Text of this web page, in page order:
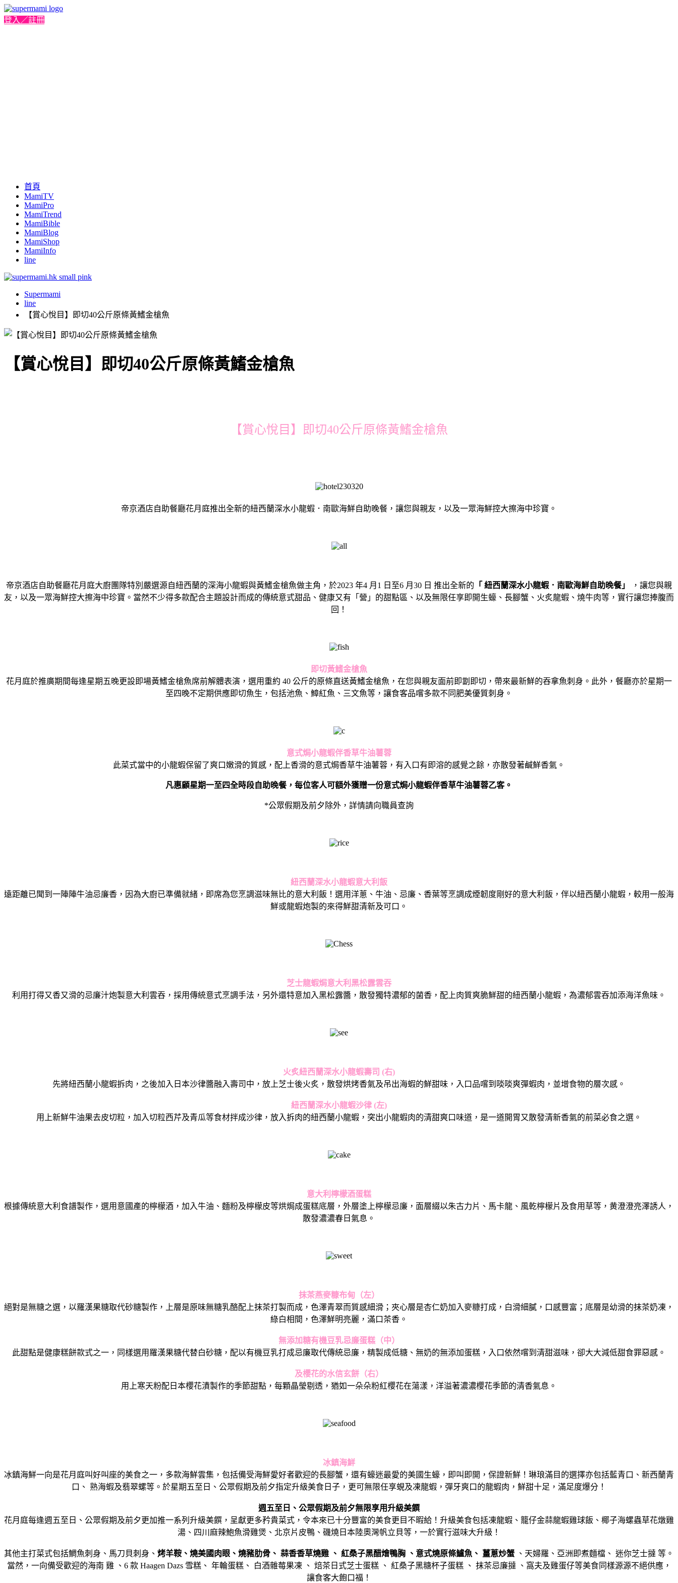
登入／註冊
首頁
MamiTV
MamiPro
MamiTrend
MamiBible
MamiBlog
MamiShop
MamiInfo
line
Supermami
line
【賞心悅目】即切40公斤原條黃鰭金槍魚
【賞心悅目】即切40公斤原條黃鰭金槍魚
【賞心悅目】即切40公斤原條黃鰭金槍魚
帝京酒店自助餐廳花月庭推出全新的紐西蘭深水小龍蝦．南歐海鮮自助晚餐，讓您與親友，以及一眾海鮮控大擦海中珍寶。
帝京酒店自助餐廳花月庭大廚團隊特別嚴選源自紐西蘭的深海小龍蝦與黃鰭金槍魚做主角，於2023 年4 月1 日至6 月30 日 推出全新的 「 紐西蘭深水小龍蝦．南歐海鮮自助晚餐」
，讓您與親
友，以及一眾海鮮控大擦海中珍寶。 當然不少得多款配合主題設計而成的傳統意式甜品、健康又有「營」 的甜點區、以及無限任享即開生蠔、長腳蟹、火炙龍蝦、燒牛肉等， 實行讓您捧腹而
回！
即切黃鰭金槍魚
花月庭於推廣期間每逢星期五晚更設即場黃鰭金槍魚席前解體表演， 選用重約 40 公斤的原條直送黃鰭金槍魚，在您與親友面前即劏即切， 帶來最新鮮的吞拿魚刺身。此外， 餐廳亦於星期一
至四晚不定期供應即切魚生，包括池魚、鱆紅魚、 三文魚等，讓食客品嚐多款不同肥美優質刺身。
意式焗小龍蝦伴香草牛油薯蓉
此菜式當中的小龍蝦保留了爽口嫩滑的質感， 配上香滑的意式焗香草牛油薯蓉，有入口有即溶的感覺之餘， 亦散發著鹹鮮香氣。
凡惠顧星期一至四全時段自助晚餐， 每位客人可額外獲贈一份意式焗小龍蝦伴香草牛油薯蓉乙客。
*公眾假期及前夕除外，詳情請向職員查詢
紐西蘭深水小龍蝦意大利飯
遠距離已聞到一陣陣牛油忌廉香，因為大廚已準備就緒， 即席為您烹調滋味無比的意大利飯！選用洋蔥、牛油、忌廉、 香葉等烹調成煙韌度剛好的意大利飯，伴以紐西蘭小龍蝦， 較用一般海
鮮或龍蝦炮製的來得鮮甜清新及可口。
芝士龍蝦焗意大利黑松露雲吞
利用打得又香又滑的忌廉汁炮製意大利雲吞， 採用傳統意式烹調手法，另外還特意加入黑松露醬， 散發獨特濃郁的菌香，配上肉質爽脆鮮甜的紐西蘭小龍蝦， 為濃郁雲吞加添海洋魚味。
火炙紐西蘭深水小龍蝦壽司 (右)
先將紐西蘭小龍蝦拆肉，之後加入日本沙律醬融入壽司中， 放上芝士後火炙，散發烘烤香氣及吊出海蝦的鮮甜味， 入口品嚐到啖啖爽彈蝦肉，並增食物的層次感。
紐西蘭深水小龍蝦沙律 (左)
用上新鮮牛油果去皮切粒，加入切粒西芹及青瓜等食材拌成沙律， 放入拆肉的紐西蘭小龍蝦，突出小龍蝦肉的清甜爽口味道， 是一道開胃又散發清新香氣的前菜必食之選。
意大利檸檬酒蛋糕
根據傳統意大利食譜製作，選用意國產的檸檬酒，加入牛油、 麵粉及檸檬皮等烘焗成蛋糕底層，外層塗上檸檬忌廉， 面層綴以朱古力片、馬卡龍、風乾檸檬片及食用草等， 黄澄澄亮澤誘人，
散發濃濃春日氣息。
抹茶燕麥糠布甸（左）
絕對是無糖之選，以羅漢果糖取代砂糖製作，
上層是原味無糖乳酪配上抹茶打製而成，色澤青翠而質感細滑； 夾心層是杏仁奶加入麥糠打成，白滑細膩，口感豐富； 底層是幼滑的抹茶奶凍，
綠白相間，色澤鮮明亮麗，滿口茶香。
無添加糖有機豆乳忌廉蛋糕（中）
此甜點是健康糕餅款式之一，同樣選用羅漢果糖代替白砂糖， 配以有機豆乳打成忌廉取代傳統忌廉，精製成低糖、 無奶的無添加蛋糕，入口依然嚐到清甜滋味， 卻大大減低甜食罪惡感。
及櫻花的水信玄餅（右）
用上寒天粉配日本櫻花漬製作的季節甜點，每顆晶瑩剔透， 猶如一朵朵粉紅櫻花在蕩漾，洋溢著濃濃櫻花季節的清香氣息。
冰鎮海鮮
冰鎮海鮮一向是花月庭叫好叫座的美食之一，多款海鮮雲集， 包括備受海鮮愛好者歡迎的長腳蟹，還有蠔迷最愛的美國生蠔， 即叫即開，保證新鮮！琳琅滿目的選擇亦包括藍青口、新西蘭青
口、 熟海蝦及翡翠螺等。於星期五至日、 公眾假期及前夕指定升級美食日子，更可無限任享蜆及凍龍蝦， 彈牙爽口的龍蝦肉，鮮甜十足，滿足度爆分！
週五至日、公眾假期及前夕無限享用升級美饌
花月庭每逢週五至日、公眾假期及前夕更加推一系列升級美饌， 呈獻更多矜貴菜式，令本來已十分豐富的美食更目不暇給！ 升級美食包括凍龍蝦、籠仔金蒜龍蝦雞球飯、 椰子海螺蟲草花燉雞
湯、四川麻辣鮑魚滑雞煲、北京片皮鴨、 磯燒日本陸奧灣帆立貝等，一於實行滋味大升級！
其他主打菜式包括鯛魚刺身、馬刀貝刺身、 烤羊鞍、燒美國肉眼、 燒豬肋骨、 蒜香香草燒雞 、 紅桑子黑醋燴鴨胸 、意式燒原條鱸魚、 薑蔥炒蟹 、天婦羅、亞洲即煮麵檔、 迷你芝士撻 等。
當然，一向備受歡迎的海南 雞 、6 款 Haagen Dazs 雪糕、 年輪蛋糕、 白酒雜莓果凍 、 焙茶日式芝士蛋糕 、 紅桑子黑糖杯子蛋糕 、 抹茶忌廉撻 、窩夫及雞蛋仔等美食同樣源源不絕供應，
讓食客大飽口福！